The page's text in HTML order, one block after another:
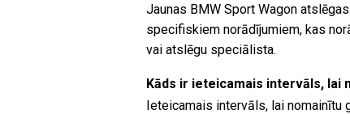
Jaunas BMW Sport Wagon
specifiskiem norādījumiem, kas
vai atslēgu speciālista.
Kāds ir ieteicamais intervāls, lai
Ieteicamais intervāls, lai nomainītu